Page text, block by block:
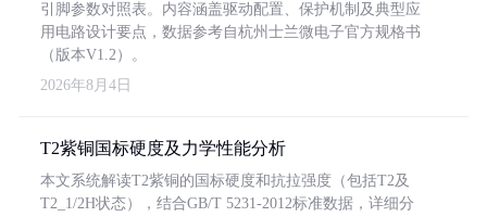
引脚参数对照表。内容涵盖驱动配置、保护机制及典型应
用电路设计要点，数据参考自杭州士兰微电子官方规格书
（版本V1.2）。
2026年8月4日
T2紫铜国标硬度及力学性能分析
本文系统解读T2紫铜的国标硬度和抗拉强度（包括T2及
T2_1/2H状态），结合GB/T 5231-2012标准数据，详细分